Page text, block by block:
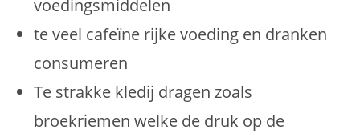
voedingsmiddelen
te veel cafeïne rijke voeding en dranken
consumeren
Te strakke kledij dragen zoals
broekriemen welke de druk op de